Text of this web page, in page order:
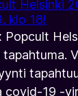
Helsinki
klo 18!
Popcult
covid-19 -